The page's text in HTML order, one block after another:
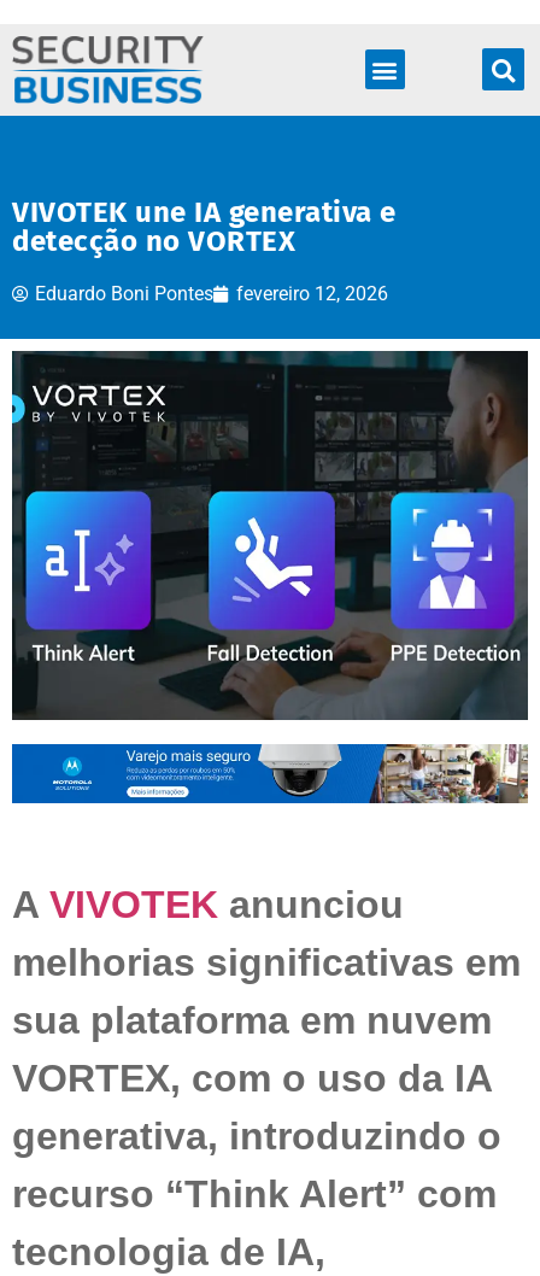
VIVOTEK une IA generativa e
detecção no VORTEX
Eduardo Boni Pontes fevereiro 12, 2026
A VIVOTEK anunciou
melhorias significativas em
sua plataforma em nuvem
VORTEX, com o uso da IA
generativa, introduzindo o
recurso “Think Alert” com
tecnologia de IA,